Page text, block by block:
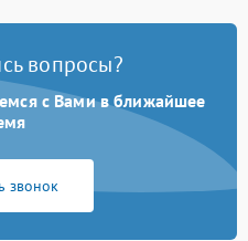
вопросы?
с Вами в ближайшее
звонок